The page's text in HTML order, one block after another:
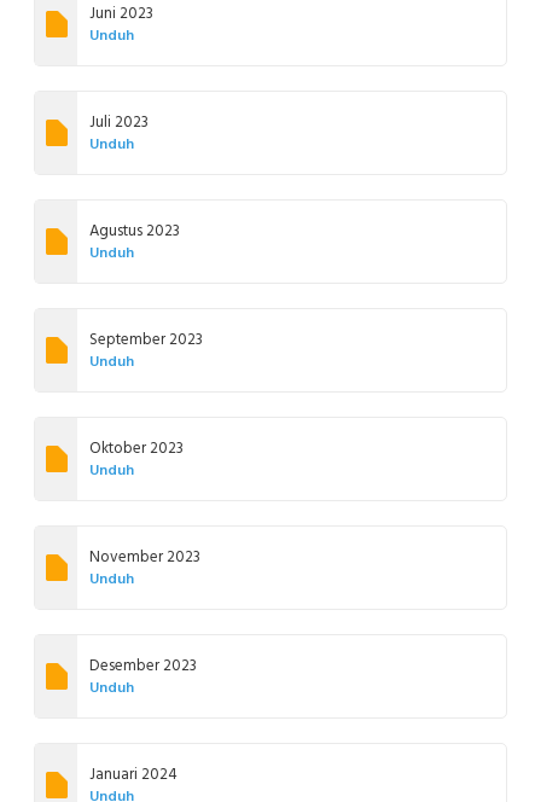
Juni 2023
Unduh
Juli 2023
Unduh
Agustus 2023
Unduh
September 2023
Unduh
Oktober 2023
Unduh
November 2023
Unduh
Desember 2023
Unduh
Januari 2024